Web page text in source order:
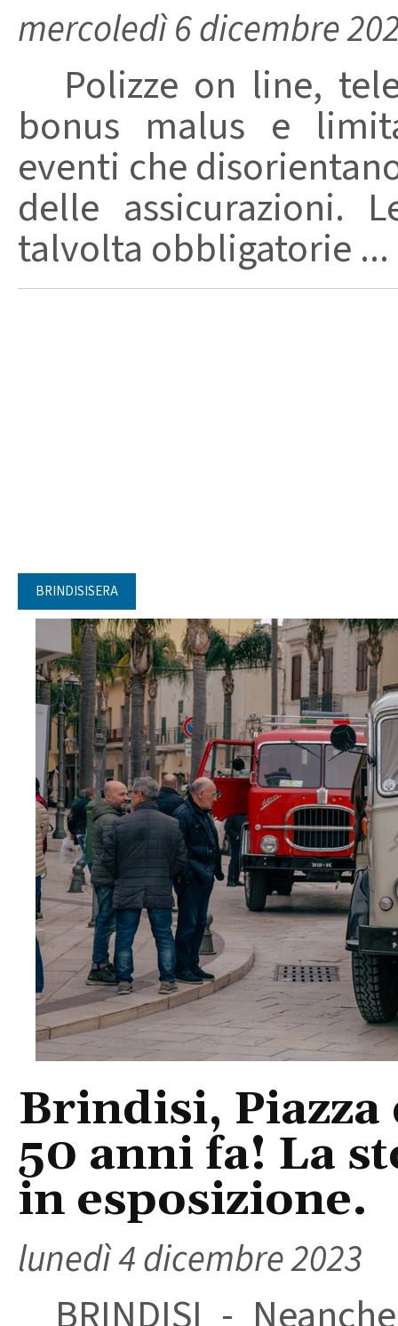
mercoledì 6 dicembre
Polizze on line,
bonus malus e
eventi che
delle assicurazioni.
talvolta obbligatorie ...
BRINDISISERA
Brindisi,
50 anni fa! La
in esposizione.
lunedì 4 dicembre 2023